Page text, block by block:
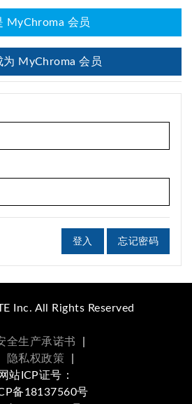
MyChroma 会员
为 MyChroma 会员
登入 忘记密码
Inc. All Rights Reserved
全生产承诺书
隐私权政策
网站ICP证号：
备18137560号